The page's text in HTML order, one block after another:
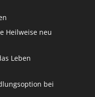
Heilweise neu
Leben
bei